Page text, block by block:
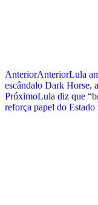
AnteriorAnteriorLula
escândalo Dark Horse,
PróximoLula diz que
reforça papel do